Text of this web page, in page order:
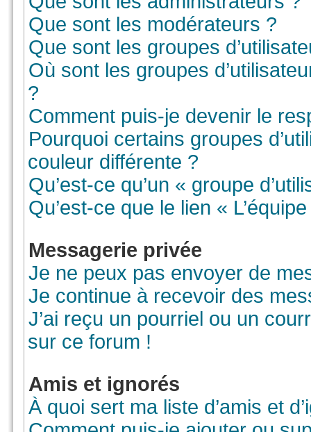
Que sont les modérateurs ?
Que sont les groupes
Où sont les groupes
?
Comment puis-je devenir le
Pourquoi certains groupes
couleur différente ?
Qu’est-ce qu’un « groupe
Qu’est-ce que le lien «
Messagerie privée
Je ne peux pas envoyer de
Je continue à recevoir des
J’ai reçu un pourriel ou un
sur ce forum !
Amis et ignorés
À quoi sert ma liste d’amis et